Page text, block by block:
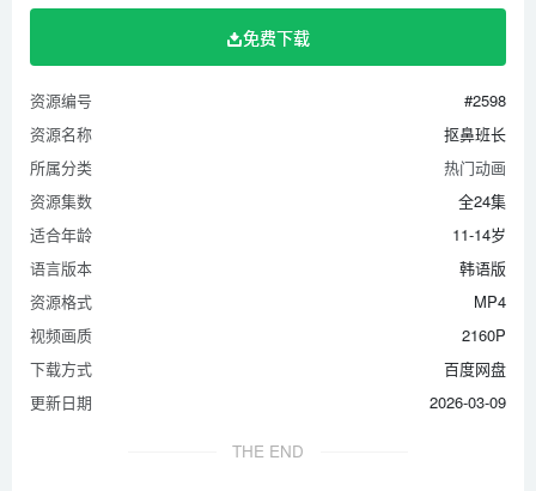
免费下载
资源编号
#2598
资源名称
抠鼻班长
所属分类
热门动画
资源集数
全24集
适合年龄
11-14岁
语言版本
韩语版
资源格式
MP4
视频画质
2160P
下载方式
百度网盘
更新日期
2026-03-09
THE END